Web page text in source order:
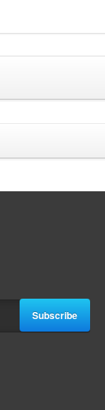
Subscribe